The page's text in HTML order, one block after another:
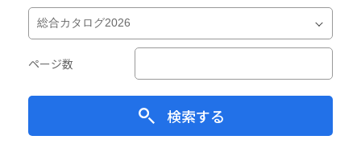
ページ数
検索する